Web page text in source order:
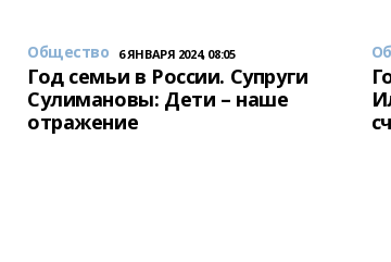
Общество 6 ЯНВАРЯ 2024, 08:05
Год семьи в России. Супруги
Сулимановы: Дети – наше
отражение